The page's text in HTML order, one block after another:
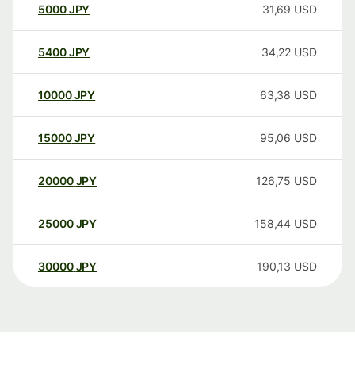
5000JPY 31,69 USD
5400JPY 34,22 USD
10000 JPY 63,38 USD
15000 JPY 95,06 USD
20000 JPY 126,75 USD
25000 JPY 158,44 USD
30000 JPY 190,13 USD